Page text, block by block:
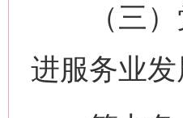
（三）党
进服务业发